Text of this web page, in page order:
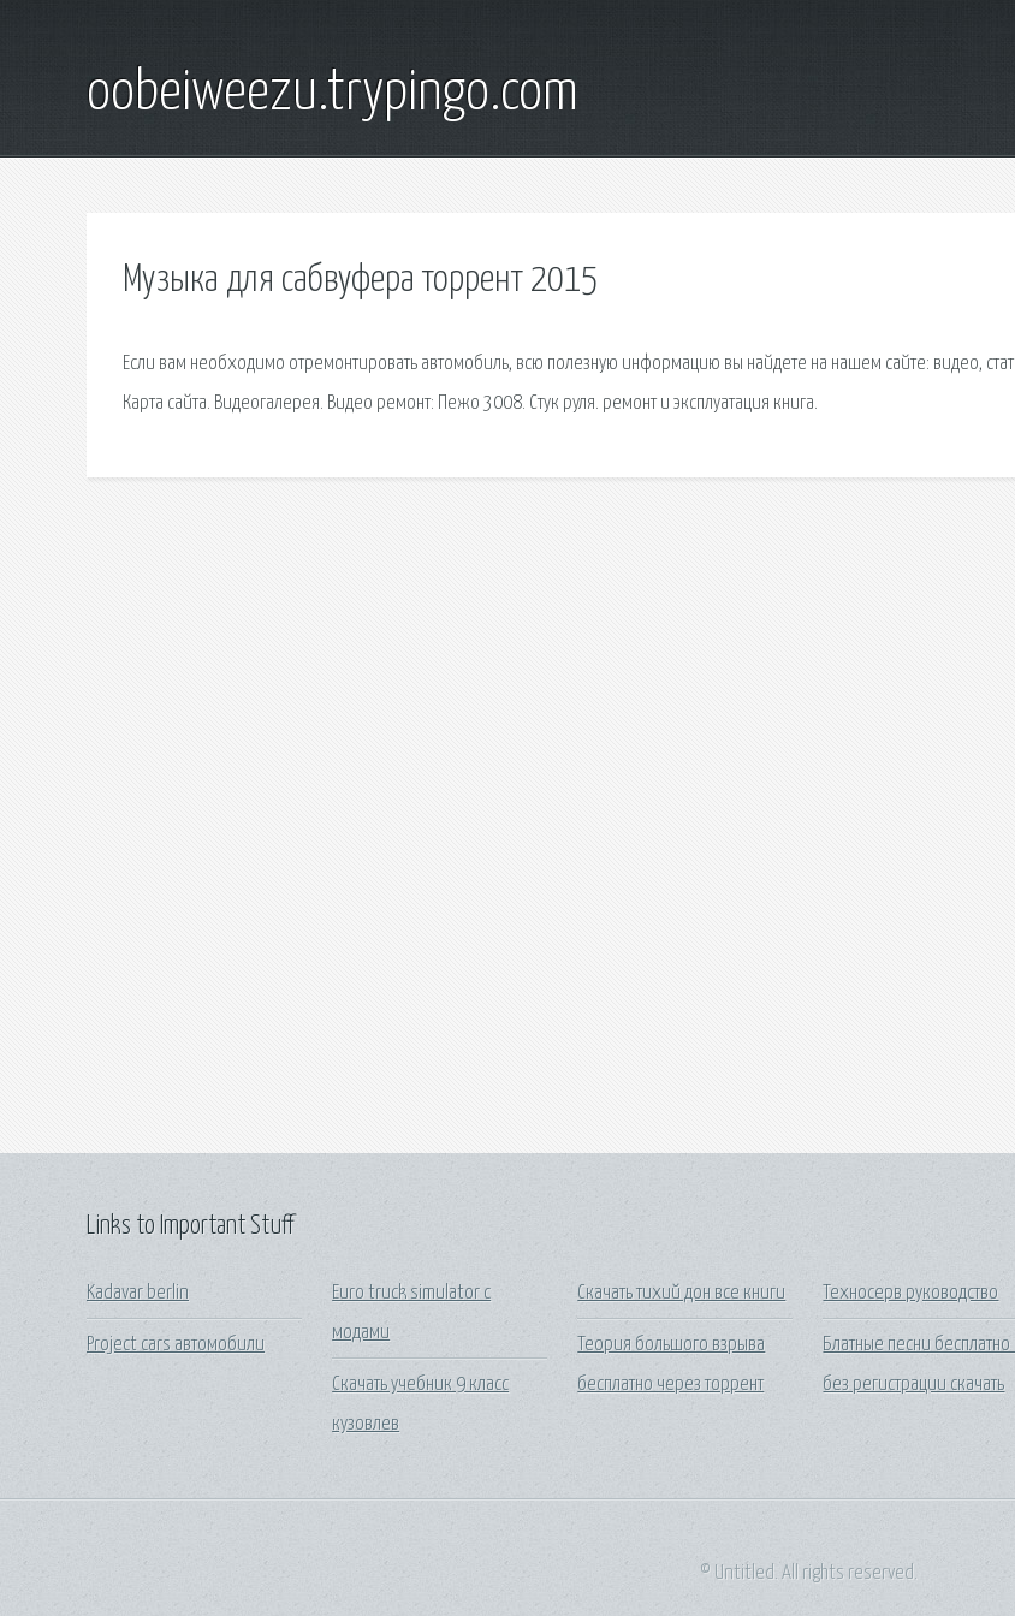
oobeiweezu.trypingo.com
Музыка для сабвуфера торрент 2015
Если вам необходимо отремонтировать автомобиль, всю полезную информацию вы найдете на нашем сайте: видео,
Карта сайта. Видеогалерея. Видео ремонт: Пежо 3008. Стук руля. ремонт и эксплуатация книга.
Links to Important Stuff
Kadavar berlin
Project cars автомобили
Euro truck simulator c
модами
Скачать учебник 9 класс
кузовлев
Скачать тихий дон все книги
Теория большого взрыва
бесплатно через торрент
Техносерв руководство
Блатные песни бесплатно
без регистрации скачать
© Untitled. All rights reserved.